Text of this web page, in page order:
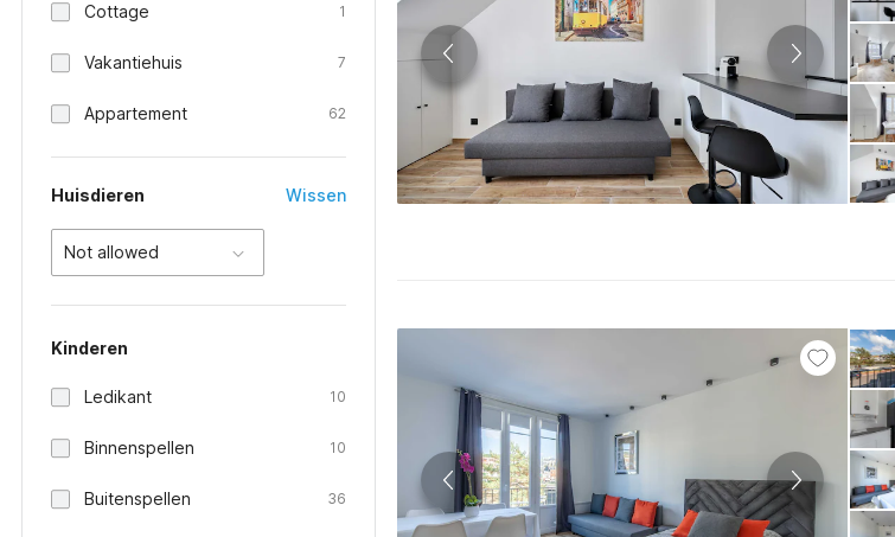
Cottage 1
Vakantiehuis 7
Appartement 62
Huisdieren Wissen
Not allowed
Kinderen
Ledikant 10
Binnenspellen 10
Buitenspellen 36